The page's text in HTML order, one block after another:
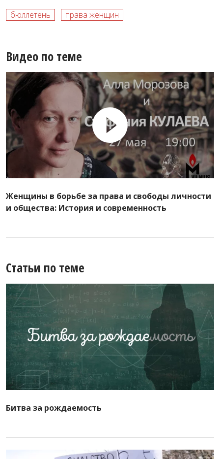
бюллетень права женщин
Видео по теме
Женщины в борьбе за права и свободы личности
и общества: История и современность
Статьи по теме
Битва за рождаемость